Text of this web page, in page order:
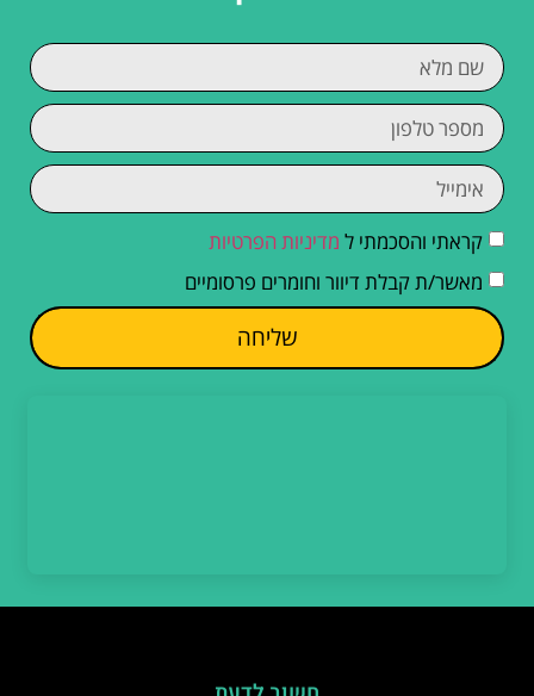
קראתי והסכמתי ל מדיניות הפרטיות
מאשר/ת קבלת דיוור וחומרים פרסומיים
שליחה